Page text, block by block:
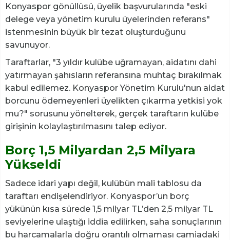
Konyaspor gönüllüsü, üyelik başvurularında "eski
delege veya yönetim kurulu üyelerinden referans"
istenmesinin büyük bir tezat oluşturduğunu
savunuyor.
Taraftarlar, "3 yıldır kulübe uğramayan, aidatını dahi
yatırmayan şahısların referansına muhtaç bırakılmak
kabul edilemez. Konyaspor Yönetim Kurulu'nun aidat
borcunu ödemeyenleri üyelikten çıkarma yetkisi yok
mu?" sorusunu yönelterek, gerçek taraftarın kulübe
girişinin kolaylaştırılmasını talep ediyor.
Borç 1,5 Milyardan 2,5 Milyara
Yükseldi
Sadece idari yapı değil, kulübün mali tablosu da
taraftarı endişelendiriyor. Konyaspor’un borç
yükünün kısa sürede 1,5 milyar TL’den 2,5 milyar TL
seviyelerine ulaştığı iddia edilirken, saha sonuçlarının
bu harcamalarla doğru orantılı olmaması camiadaki